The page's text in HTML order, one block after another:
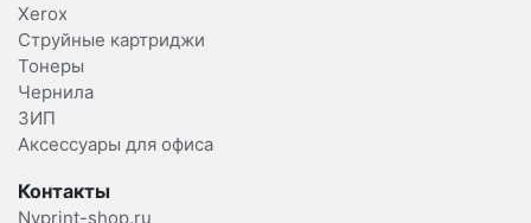
Xerox
Струйные картриджи
Тонеры
Чернила
ЗИП
Аксессуары для офиса
Контакты
Nvprint-shop.ru